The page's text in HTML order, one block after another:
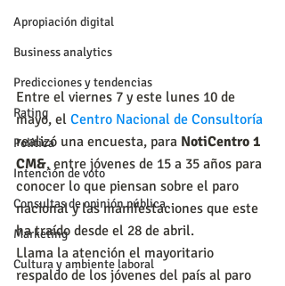
Apropiación digital
Business analytics
Predicciones y tendencias
Rating
Política
Intención de voto
Consultas de opinión pública
Marketing
Cultura y ambiente laboral
Entre el viernes 7 y este lunes 10 de
mayo, el Centro Nacional de Consultoría
realizó una encuesta, para NotiCentro 1
CM&, entre jóvenes de 15 a 35 años para
conocer lo que piensan sobre el paro
nacional y las manifestaciones que este
ha traído desde el 28 de abril.
Llama la atención el mayoritario
respaldo de los jóvenes del país al paro